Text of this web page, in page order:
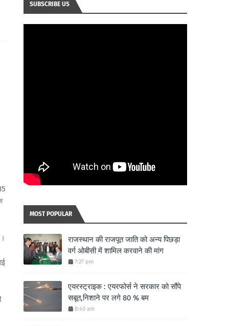
SUBSCRIBE US
MOST POPULAR
राजस्थान की राजपूत जाति को अन्य पिछड़ा
वर्ग ओबीसी में शामिल करवाने की मांग
7:27 pm
एयरस्ट्राइक : एयरफोर्स ने सरकार को सौंपे
सबूत,निशाने पर लगे 80 % बम
8:40 am